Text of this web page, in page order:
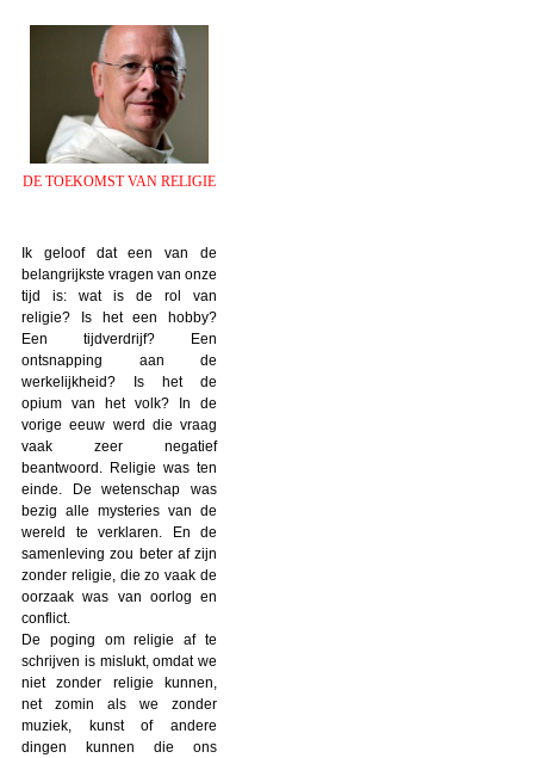
DE TOEKOMST VAN RELIGIE
Ik geloof dat een van de
belangrijkste vragen van onze
tijd is: wat is de rol van
religie? Is het een hobby?
Een tijdverdrijf? Een
ontsnapping aan de
werkelijkheid? Is het de
opium van het volk? In de
vorige eeuw werd die vraag
vaak zeer negatief
beantwoord. Religie was ten
einde. De wetenschap was
bezig alle mysteries van de
wereld te verklaren. En de
samenleving zou beter af zijn
zonder religie, die zo vaak de
oorzaak was van oorlog en
conflict.
De poging om religie af te
schrijven is mislukt, omdat we
niet zonder religie kunnen,
net zomin als we zonder
muziek, kunst of andere
dingen kunnen die ons